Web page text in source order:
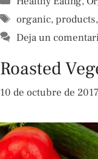
Etiquetas
organic,products
Deja un
Roasted
10 de octubre de 2017